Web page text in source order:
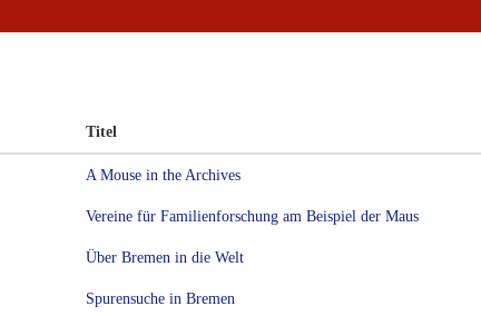
Titel
A Mouse in the Archives
Vereine für Familienforschung am Beispiel der Maus
Über Bremen in die Welt
Spurensuche in Bremen